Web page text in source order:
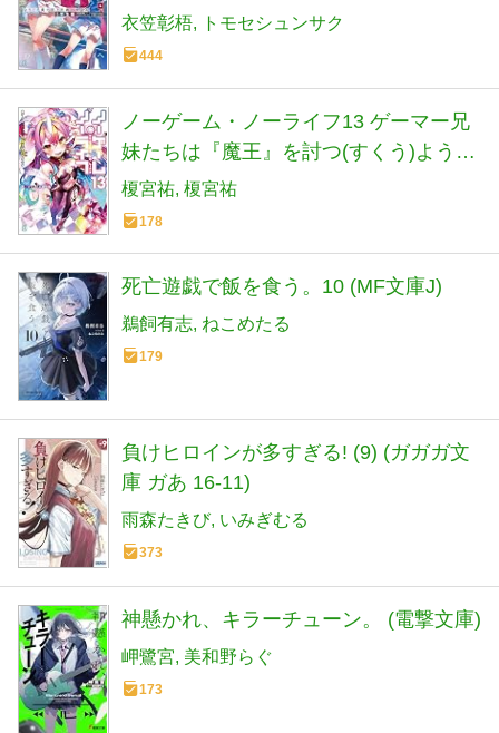
衣笠彰梧 トモセシュンサク
444
ノーゲーム・ノーライフ13 ゲーマー兄
妹たちは『魔王』を討つ(すくう)ようで
す (MF文庫J)
榎宮祐 榎宮祐
178
死亡遊戯で飯を食う。10 (MF文庫J)
鵜飼有志 ねこめたる
179
負けヒロインが多すぎる! (9) (ガガガ文
庫 ガあ 16-11)
雨森たきび いみぎむる
373
神懸かれ、キラーチューン。 (電撃文庫)
岬鷺宮 美和野らぐ
173